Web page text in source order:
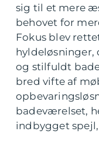
sig til et mere
behovet for
Fokus blev
hyldeløsninger,
og stilfuldt
bred vifte af
badeværelset,
indbygget